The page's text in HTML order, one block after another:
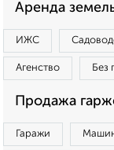
Аренда
ИЖС
Агенство Без
Продажа
Гаражи